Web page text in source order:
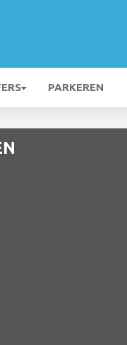
PARKEREN